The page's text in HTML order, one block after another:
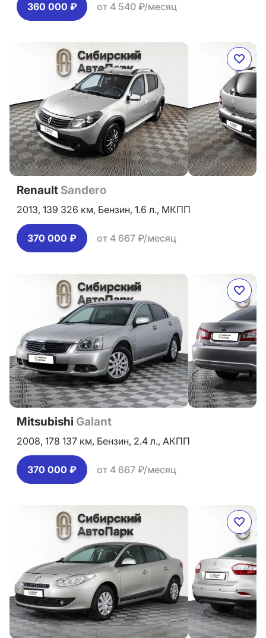
360 000 ₽ от 4 540 ₽/месяц
Renault Sandero
2013, 139 326 км, Бензин, 1.6 л., МКПП
370 000 ₽ от 4 667 ₽/месяц
Mitsubishi Galant
2008, 178 137 км, Бензин, 2.4 л., АКПП
370 000 ₽ от 4 667 ₽/месяц